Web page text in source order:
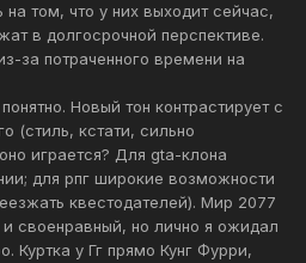
том, что у них выходит сейчас,
в долгосрочной перспективе.
за потраченного времени на
Новый тон контрастирует с
(стиль, кстати, сильно
играется? Для gta-клона
для рпг широкие возможности
квестодателей). Мир 2077
своенравный, но лично я ожидал
Куртка у Гг прямо Кунг Фурри,